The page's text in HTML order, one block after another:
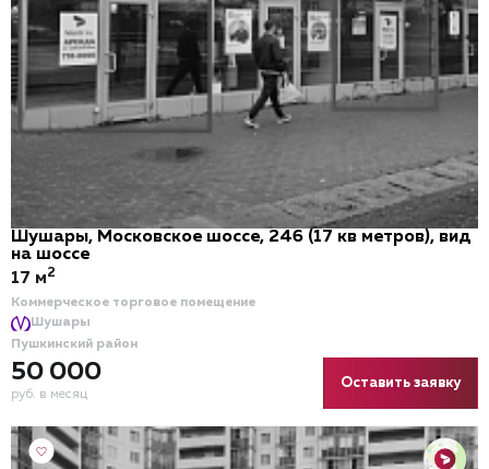
Шушары, Московское шоссе, 246 (17 кв метров), вид
на шоссе
Коммерческое торговое помещение
Шушары
Пушкинский район
50 000
руб. в месяц
17 м2
Оставить заявку